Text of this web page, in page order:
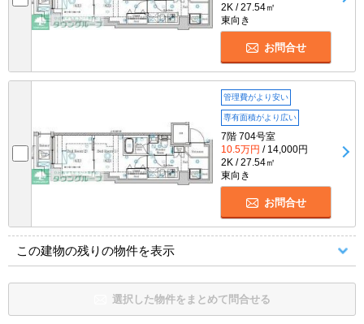
2K / 27.54㎡
東向き
お問合せ
管理費がより安い
専有面積がより広い
7階 704号室
10.5万円 / 14,000円
2K / 27.54㎡
東向き
お問合せ
この建物の残りの物件を表示
選択した物件をまとめて問合せる